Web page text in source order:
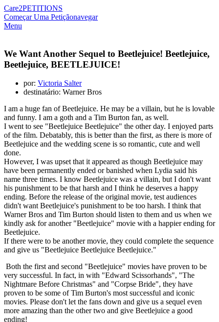
Care2PETITIONS
Começar Uma Petiçãonavegar
Menu
We Want Another Sequel to Beetlejuice! Beetlejuice,
Beetlejuice, BEETLEJUICE!
por: Victoria Salter
destinatário: Warner Bros
I am a huge fan of Beetlejuice. He may be a villain, but he is lovable
and funny. I am a goth and a Tim Burton fan, as well.
I went to see "Beetlejuice Beetlejuice" the other day. I enjoyed parts
of the film. Debatably, this is better than the first, as there is more of
Beetlejuice and the wedding scene is so romantic, cute and well
done.
However, I was upset that it appeared as though Beetlejuice may
have been permanently ended or banished when Lydia said his
name three times. I know Beetlejuice was a villain, but I don't want
his punishment to be that harsh and I think he deserves a happy
ending. Before the release of the original movie, test audiences
didn't want Beetlejuice's punishment to be too harsh. I think that
Warner Bros and Tim Burton should listen to them and us when we
kindly ask for another "Beetlejuice" movie with a happier ending for
Beetlejuice.
If there were to be another movie, they could complete the sequence
and give us "Beetlejuice Beetlejuice Beetlejuice."
Both the first and second "Beetlejuice" movies have proven to be
very successful. In fact, in with "Edward Scissorhands", "The
Nightmare Before Christmas" and "Corpse Bride", they have
proven to be some of Tim Burton's most successful and iconic
movies. Please don't let the fans down and give us a sequel even
more amazing than the other two and give Beetlejuice a good
ending!